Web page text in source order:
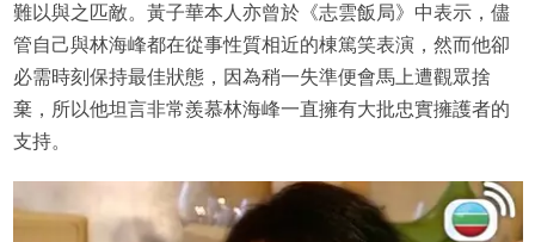
難以與之匹敵。黃子華本人亦曾於《志雲飯局》中表示，儘
管自己與林海峰都在從事性質相近的棟篤笑表演，然而他卻
必需時刻保持最佳狀態，因為稍一失準便會馬上遭觀眾捨
棄，所以他坦言非常羨慕林海峰一直擁有大批忠實擁護者的
支持。